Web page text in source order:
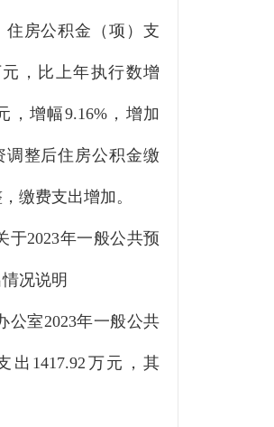
住房公积金（项）支
，比上年执行数增
，增幅9.16%， 增加
调整后住房公积金缴
缴费支出增加。
于2023年一般公共预
况说明
公室2023年一般公共
出 1417.92 万元，其